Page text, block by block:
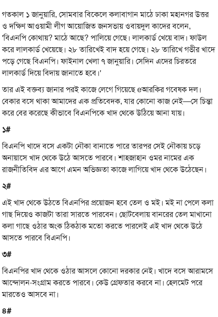
গতকাল ১ জানুয়ারি, সোমবার বিকেলে কলাবাগান মাঠে ঢাকা মহানগর উত্তর
ও দক্ষিণ আওয়ামী লীগ আয়োজিত জনসভায় ওবায়দুল কাদের বলেন,
'বিএনপি কোথায়? মাঠে আছে? পালিয়ে গেছে। লালকার্ড খেয়ে বাদ। ফাউল
করে লালকার্ড খেয়েছে। ২৮ তারিখেই বাদ হয়ে গেছে। ২৮ তারিখে গভীর খাদে
পড়ে গেছে বিএনপি। ফাইনাল খেলা ৭ জানুয়ারি। সেদিন এদের চিরতরে
লালকার্ড দিয়ে বিদায় জানাতে হবে।'
তার এই বক্তব্য জানার পরই কাজে লেগে গিয়েছে eআরকির গবেষক দল।
বেকার বসে থাকা আমাদের এক প্রতিবেদক, যার কোনো কাজ নেই—সে চিন্তা
করে বের করেছে কীভাবে বিএনপিকে খাদ থেকে উঠিয়ে আনা যায়।
১#
বিএনপি খাদে বসে একটা নৌকা বানাতে পারে তারপর সেই নৌকায় চড়ে
অনায়াসে খাদ থেকে উঠে আসতে পারবে। শাহজাহান ওমর নামের এক
রাজনীতিবিদ এর আগে এমন অভিজ্ঞতা কাজে লাগিয়ে খাদ থেকে উঠেছেন।
২#
এই খাদ থেকে উঠতে বিএনপির প্রয়োজন হবে তেল ও মই। মই না পেলে কলা
গাছ দিয়েও কাজটা তারা সারতে পারবেন। ছোটবেলায় বানরের তেল মাখানো
কলা গাছে ওঠার অংক ঠিকঠাক মতো করতে পারলেই এই খাদ থেকে উঠে
আসতে পারবে বিএনপি।
৩#
বিএনপির খাদ থেকে ওঠার আসলে কোনো দরকার নেই। খাদে বসে আরামসে
আন্দোলন-সংগ্রাম করতে পারবে। কেউ গ্রেফতার করবে না। হেলমেট পরে
মারতেও আসবে না।
৪#